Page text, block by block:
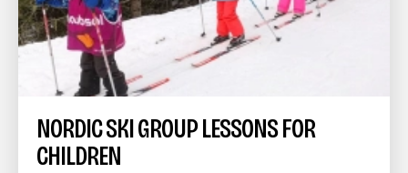
NORDIC SKI GROUP LESSONS FOR
CHILDREN